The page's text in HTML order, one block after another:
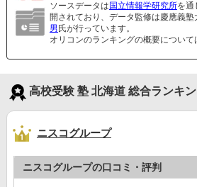
ソースデータは 国立情報学研究所を通
開されており、データ監修は慶應義塾
男 氏が行っています。
オリコンのランキングの概要について
高校受験 塾 北海道 総合ランキ
ニスコグループ
ニスコグループの口コミ・評判